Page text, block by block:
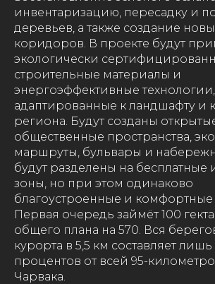
инвентаризацию, пересадку и
деревьев, а также создание
коридоров. В проекте будут
экологически
строительные материалы и
энергоэффективные технологии,
адаптированные к ландшафту и
региона. Будут созданы
общественные пространства,
маршруты, бульвары и
будут разделены на бесплатные
зоны, но при этом одинаково
благоустроенные и комфортные
Первая очередь займёт 100
общего плана на 570. Вся
курорта в 5,5 км составляет
процентов от всей 95-
Чарвака.